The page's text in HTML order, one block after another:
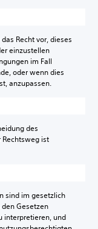
Recht vor, dieses
einzustellen
im Fall
oder wenn dies
anzupassen.
des
ist
sind im gesetzlich
Gesetzen
interpretieren, und